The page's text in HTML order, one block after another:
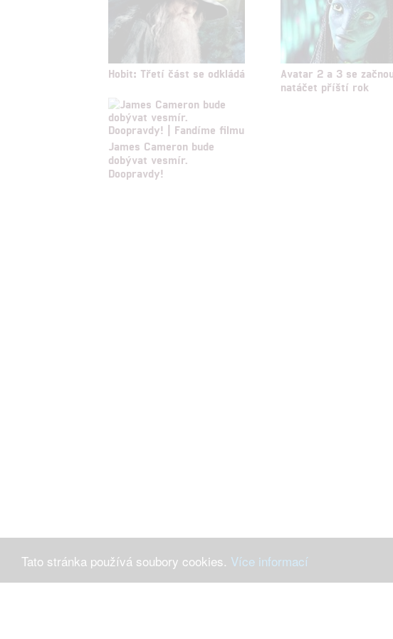
Tato stránka používá soubory cookies. Více informací
Hobit: Třetí část se odkládá
Avatar 2 a 3 se
natáčet příští rok
James Cameron bude
dobývat vesmír.
Doopravdy!
Udělením souhlasu s
možnost: Zajištění
Poskytování a zobrazování